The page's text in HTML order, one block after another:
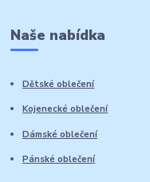
Naše nabídka
Dětské oblečení
Kojenecké oblečení
Dámské oblečení
Pánské oblečení